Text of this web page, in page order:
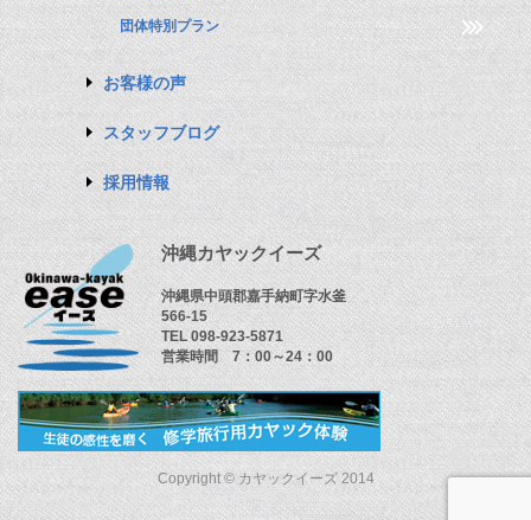
団体特別プラン
お客様の声
スタッフブログ
採用情報
沖縄カヤックイーズ
沖縄県中頭郡嘉手納町字水釜
566-15
TEL 098-923-5871
営業時間 7：00～24：00
Copyright © カヤックイーズ 2014